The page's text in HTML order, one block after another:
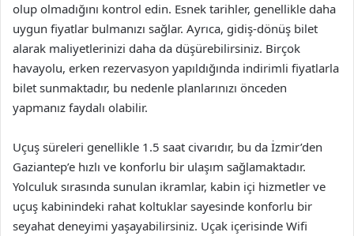
olup olmadığını kontrol edin. Esnek tarihler, genellikle daha
uygun fiyatlar bulmanızı sağlar. Ayrıca, gidiş-dönüş bilet
alarak maliyetlerinizi daha da düşürebilirsiniz. Birçok
havayolu, erken rezervasyon yapıldığında indirimli fiyatlarla
bilet sunmaktadır, bu nedenle planlarınızı önceden
yapmanız faydalı olabilir.
Uçuş süreleri genellikle 1.5 saat civarıdır, bu da İzmir’den
Gaziantep’e hızlı ve konforlu bir ulaşım sağlamaktadır.
Yolculuk sırasında sunulan ikramlar, kabin içi hizmetler ve
uçuş kabinindeki rahat koltuklar sayesinde konforlu bir
seyahat deneyimi yaşayabilirsiniz. Uçak içerisinde Wifi